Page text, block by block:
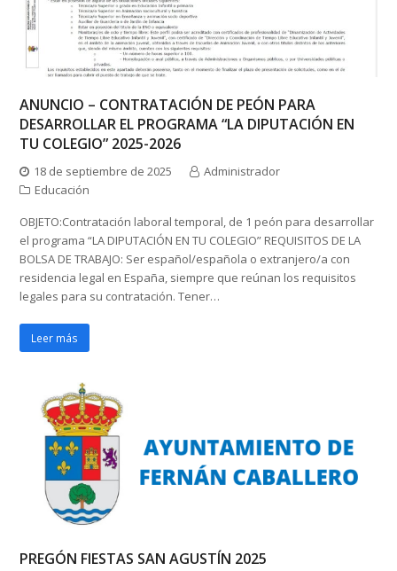
ANUNCIO – CONTRATACIÓN DE PEÓN PARA
DESARROLLAR EL PROGRAMA “LA DIPUTACIÓN EN
TU COLEGIO” 2025-2026
18 de septiembre de 2025
Administrador
Educación
OBJETO:Contratación laboral temporal, de 1 peón para desarrollar
el programa “LA DIPUTACIÓN EN TU COLEGIO” REQUISITOS DE LA
BOLSA DE TRABAJO: Ser español/española o extranjero/a con
residencia legal en España, siempre que reúnan los requisitos
legales para su contratación. Tener…
Leer más
PREGÓN FIESTAS SAN AGUSTÍN 2025